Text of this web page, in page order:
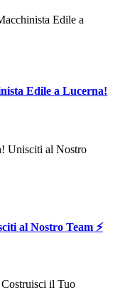
Edile a Lucerna!
al Nostro Team ⚡